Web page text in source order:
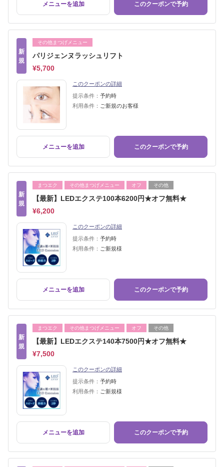
メニューを追加 このクーポンで予約
新
規
その他まつげメニュー
パリジェンヌラッシュリフト
¥5,700
このクーポンの詳細
提示条件： 予約時
利用条件： ご新規のお客様
メニューを追加 このクーポンで予約
新
規
まつエク その他まつげメニュー オフ その他
【最新】LEDエクステ100本6200円★オフ無料★
¥6,200
このクーポンの詳細
提示条件： 予約時
利用条件： ご新規様
メニューを追加 このクーポンで予約
新
規
まつエク その他まつげメニュー オフ その他
【最新】LEDエクステ140本7500円★オフ無料★
¥7,500
このクーポンの詳細
提示条件： 予約時
利用条件： ご新規様
メニューを追加 このクーポンで予約